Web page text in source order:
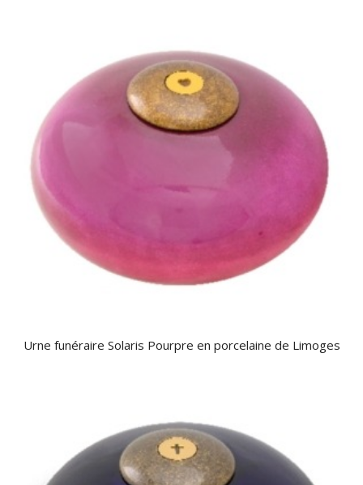
Urne funéraire Solaris Pourpre en porcelaine de Limoges